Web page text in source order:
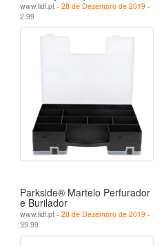
www.lidl.pt - 28 de Dezembro de 2019 -
2.99
Parkside® Martelo Perfurador
e Burilador
www.lidl.pt - 28 de Dezembro de 2019 -
39.99